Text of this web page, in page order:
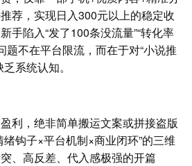
荐，实现日入300元以上的稳定收
手陷入“发了100条没流量”“转化率
不在平台限流，而在于对“小说推
系统认知。
利，绝非简单搬运文案或拼接盗版
钩子×平台机制×商业闭环”的三维
、高反差、代入感极强的开篇